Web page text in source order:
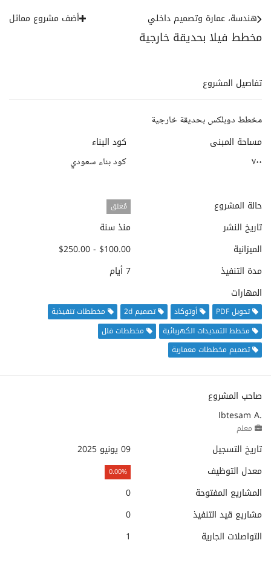
مخطط فيلا بحديقة خارجية
هندسة، عمارة وتصميم داخلي أضف مشروع مماثل
تفاصيل المشروع
مخطط دوبلكس بحديقة خارجية
مساحة المبنى
٧٠٠
كود البناء
كود بناء سعودي
حالة المشروع مُغلق
تاريخ النشر
منذ سنة
الميزانية
$100.00 - $250.00
مدة التنفيذ
7 أيام
المهارات
تحويل PDF أوتوكاد تصميم 2d
مخططات تنفيذية
مخطط التمديدات الكهربائية
مخططات فلل
تصميم مخططات معمارية
صاحب المشروع
Ibtesam A.
معلم
تاريخ التسجيل
09 يونيو 2025
معدل التوظيف
0.00%
المشاريع المفتوحة
0
مشاريع قيد التنفيذ
0
التواصلات الجارية
1